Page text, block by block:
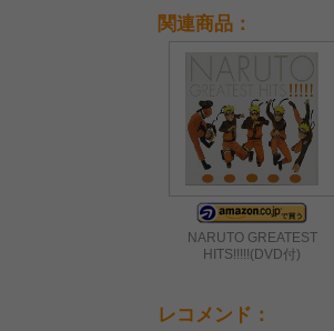
関連商品：
NARUTO GREATEST
HITS!!!!!(DVD付)
レコメンド：